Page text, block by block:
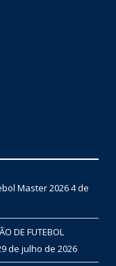
Master 20264 de
DE FUTEBOL
de julho de 2026